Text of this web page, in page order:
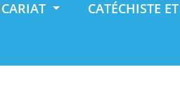
CATÉCHISTE